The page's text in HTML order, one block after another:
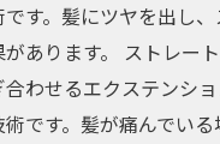
す。髪にツヤを出し
あります。 ストレー
わせるエクステンシ
です。髪が痛んでい